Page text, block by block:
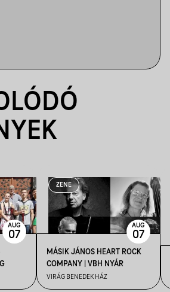
AUG
07
ZENE
MÁSIK JÁNOS HEART ROCK
COMPANY | VBH NYÁR
VIRÁG BENEDEK HÁZ
AUG
07